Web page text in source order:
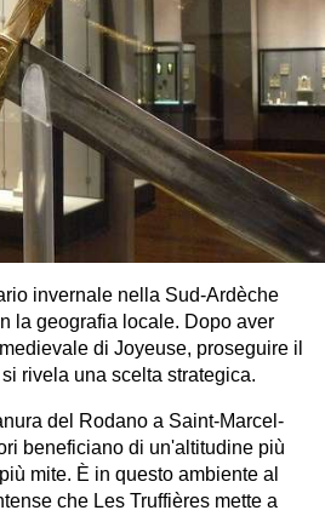
invernale nella Sud-Ardèche
la geografia locale. Dopo aver
di Joyeuse, proseguire il
rivela una scelta strategica.
del Rodano a Saint-Marcel-
beneficiano di un'altitudine più
mite. È in questo ambiente al
che Les Truffières mette a